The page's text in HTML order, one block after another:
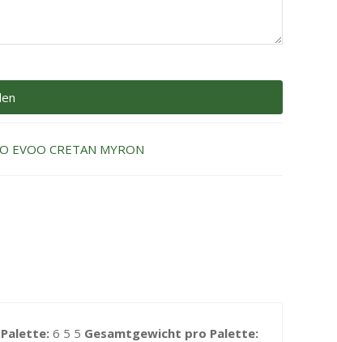
ΕVOO CRETAN MYRON
6 5 5 Gesamtgewicht pro Palette: